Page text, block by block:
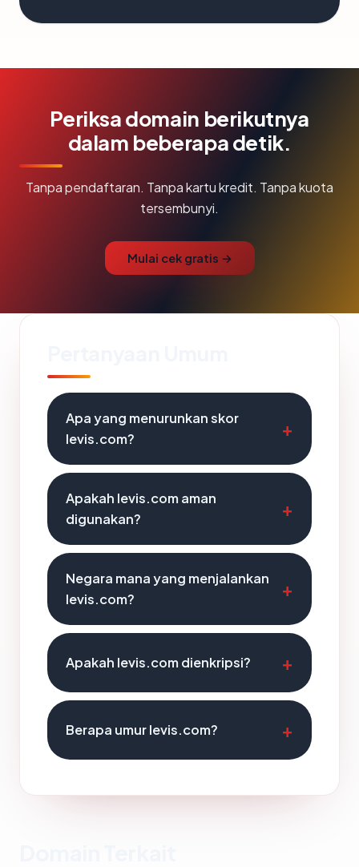
Periksa domain berikutnya
dalam beberapa detik.
Tanpa pendaftaran. Tanpa kartu kredit. Tanpa kuota
tersembunyi.
Mulai cek gratis →
Apa yang menurunkan skor
levis.com?
Apakah levis.com aman
digunakan?
Negara mana yang menjalankan
levis.com?
Apakah levis.com dienkripsi?
Berapa umur levis.com?